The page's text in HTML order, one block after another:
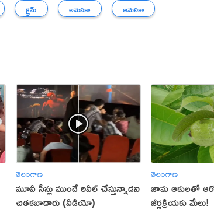
క్రైమ్ అమెరికా అమెరికా
తెలంగాణ
మూవీ సీన్లు ముందే రివీల్ చేస్తున్నాడని
చితకబాదారు (వీడియో)
తెలంగాణ
జామ ఆకులతో
జీర్ణక్రియకు మేలు!